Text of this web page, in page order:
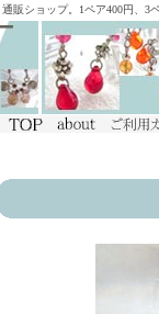
販ショップ。1ペア400円、